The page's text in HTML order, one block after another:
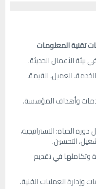
العميل، القيمة،
وأهداف المؤسسة.
الحياة: الاستراتيجية،
التحسين.
وتكاملها في تقديم
وإدارة العمليات الفنية.